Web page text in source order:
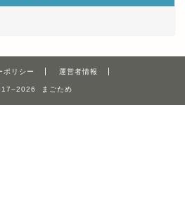
ポリシー 運営者情報
まごため